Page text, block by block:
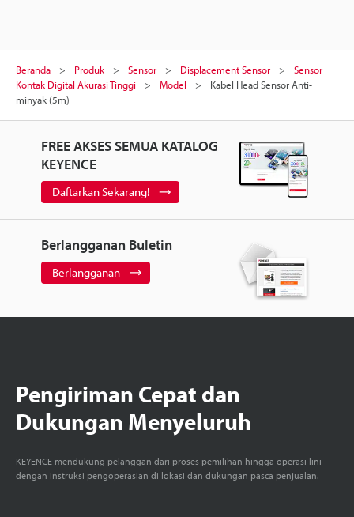
Beranda Produk Sensor Displacement Sensor
Sensor
Kontak Digital Akurasi Tinggi
Model
Kabel Head Sensor Anti-
minyak (5m)
FREE AKSES SEMUA KATALOG
KEYENCE
Daftarkan Sekarang!
Berlangganan Buletin
Berlangganan
Pengiriman Cepat dan
Dukungan Menyeluruh
KEYENCE mendukung pelanggan dari proses pemilihan hingga operasi lini
dengan instruksi pengoperasian di lokasi dan dukungan pasca penjualan.